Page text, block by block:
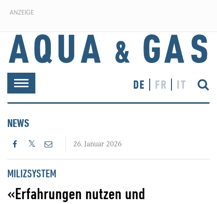
ANZEIGE
Toggle
navigation
DE FR IT
NEWS
26. Januar 2026
MILIZSYSTEM
«Erfahrungen nutzen und